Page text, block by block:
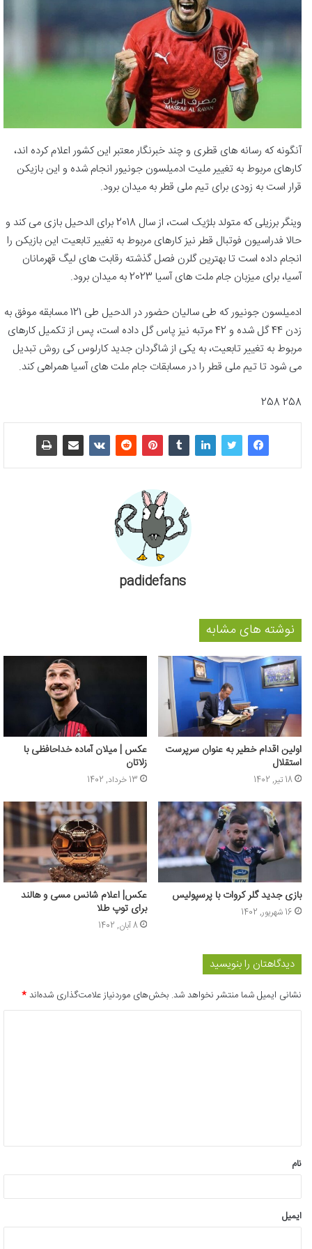
آنگونه که رسانه های قطری و چند خبرنگار معتبر این کشور اعلام کرده اند،
کارهای مربوط به تغییر ملیت ادمیلسون جونیور انجام شده و این بازیکن
قرار است به زودی برای تیم ملی قطر به میدان برود.
وینگر برزیلی که متولد بلژیک است، از سال 2018 برای الدحیل بازی می کند و
حالا فدراسیون فوتبال قطر نیز کارهای مربوط به تغییر تابعیت این بازیکن را
انجام داده است تا بهترین گلرن فصل گذشته رقابت های لیگ قهرمانان
آسیا، برای میزبان جام ملت های آسیا 2023 به میدان برود.
ادمیلسون جونیور که طی سالیان حضور در الدحیل طی 121 مسابقه موفق به
زدن 44 گل شده و 42 مرتبه نیز پاس گل داده است، پس از تکمیل کارهای
مربوط به تغییر تابعیت، به یکی از شاگردان جدید کارلوس کی روش تبدیل
می شود تا تیم ملی قطر را در مسابقات جام ملت های آسیا همراهی کند.
258 258
padidefans
نوشته های مشابه
اولین اقدام خطیر به عنوان سرپرست
استقلال
18 تیر, 1402
عکس | میلان آماده خداحافظی با
زلاتان
13 خرداد, 1402
بازی جدید گلر کروات با پرسپولیس
16 شهریور, 1402
عکس‌| اعلام شانس مسی و هالند
برای توپ طلا
8 آبان, 1402
دیدگاهتان را بنویسید
نشانی ایمیل شما منتشر نخواهد شد. بخش‌های موردنیاز علامت‌گذاری شده‌اند*
*
نام
ایمیل